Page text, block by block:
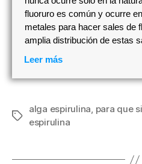
fluoruro es común y ocurre
metales para hacer sales de
amplia distribución de estas
Leer más
Etiquetas
alga espirulina, para que
espirulina